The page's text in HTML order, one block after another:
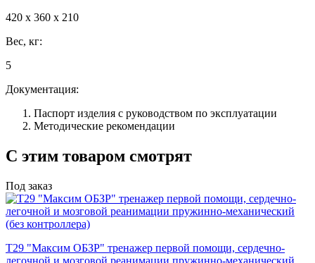
420 х 360 х 210
Вес, кг:
5
Документация:
Паспорт изделия с руководством по эксплуатации
Методические рекомендации
С этим товаром смотрят
Под заказ
Т29 "Максим ОБЗР" тренажер первой помощи, сердечно-
легочной и мозговой реанимации пружинно-механический